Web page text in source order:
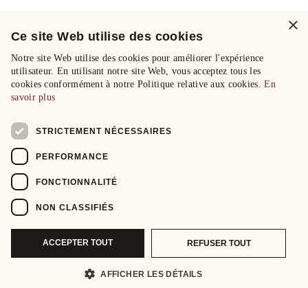
×
Ce site Web utilise des cookies
Notre site Web utilise des cookies pour améliorer l'expérience
utilisateur. En utilisant notre site Web, vous acceptez tous les
cookies conformément à notre Politique relative aux cookies.En
savoir plus
STRICTEMENT NÉCESSAIRES
PERFORMANCE
FONCTIONNALITÉ
NON CLASSIFIÉS
ACCEPTER TOUT REFUSER TOUT
AFFICHER LES DÉTAILS